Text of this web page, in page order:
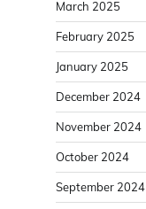
March 2025
February 2025
January 2025
December 2024
November 2024
October 2024
September 2024